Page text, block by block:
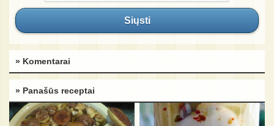
Siųsti
» Komentarai
» Panašūs receptai